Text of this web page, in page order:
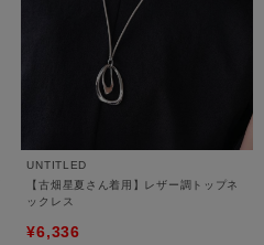
UNTITLED
【古畑星夏さん着用】レザー調トップネ
ックレス
¥6,336